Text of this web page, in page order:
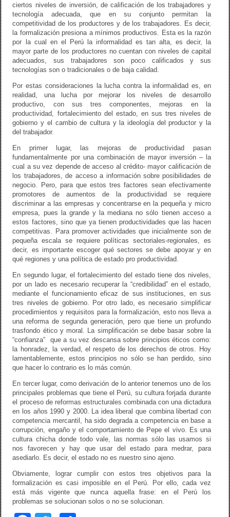
ciertos niveles de inversión, de calificación de los trabajadores y
tecnología adecuada, que en su conjunto permitan la
competitividad de los productores y de los trabajadores. Es decir,
la formalización presiona a mínimos productivos. Esta es la razón
por la cual en el Perú la informalidad es tan alta, es decir, la
mayor parte de los productores no cuentan con niveles de capital
adecuados, sus trabajadores son poco calificados y sus
tecnologías son o tradicionales o de baja calidad.
Por estas consideraciones la lucha contra la informalidad es, en
realidad, una lucha por mejorar los niveles de desarrollo
productivo, con sus tres componentes, mejoras en la
productividad, fortalecimiento del estado, en sus tres niveles de
gobierno y el cambio de cultura y la ideología del productor y la
del trabajador.
En primer lugar, las mejoras de productividad pasan
fundamentalmente por una combinación de mayor inversión – la
cual a su vez depende de acceso al crédito- mayor calificación de
los trabajadores, de acceso a información sobre posibilidades de
negocio. Pero, para que estos tres factores sean efectivamente
promotores de aumentos de la productividad se requiere
discriminar a las empresas y concentrarse en la pequeña y micro
empresa, pues la grande y la mediana no sólo tienen acceso a
estos factores, sino que ya tienen productividades que las hacen
competitivas. Para promover actividades que inicialmente son de
pequeña escala se requiere políticas sectoriales-regionales, es
decir, es importante escoger qué sectores se debe apoyar y en
qué regiones y una política de estado pro productividad.
En segundo lugar, el fortalecimiento del estado tiene dos niveles,
por un lado es necesario recuperar la “credibilidad” en el estado,
mediante el funcionamiento eficaz de sus instituciones, en sus
tres niveles de gobierno. Por otro lado, es necesario simplificar
procedimientos y requisitos para la formalización, esto nos lleva a
una reforma de segunda generación, pero que tiene un profundo
trasfondo ético y moral. La simplificación se debe basar sobre la
“confianza” que a su vez descansa sobre principios éticos como:
la honradez, la verdad, el respeto de los derechos de otros. Hoy
lamentablemente, estos principios no sólo se han perdido, sino
que hacer lo contrario es lo más común.
En tercer lugar, como derivación de lo anterior tenemos uno de los
principales problemas que tiene el Perú, su cultura forjada durante
el proceso de reformas estructurales combinada con una dictadura
en los años 1990 y 2000. La idea liberal que combina libertad con
competencia mercantil, ha sido degrada a competencia en base a
corrupción, engaño y el comportamiento de Pepe el vivo. Es una
cultura chicha donde todo vale, las normas sólo las usamos si
nos favorecen y hay que usar del estado para medrar, para
asediarlo. Es decir, el estado no es nuestro sino ajeno.
Obviamente, lograr cumplir con estos tres objetivos para la
formalización es casi imposible en el Perú. Por ello, cada vez
está más vigente que nunca aquella frase: en el Perú los
problemas se solucionan solos o no se solucionan.